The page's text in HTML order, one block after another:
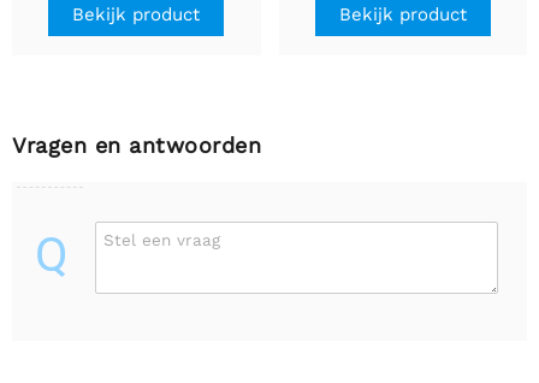
Bekijk product Bekijk product
Vragen en antwoorden
Q Stel een vraag